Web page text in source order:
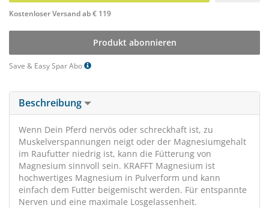
Kostenloser Versand ab € 119
Produkt abonnieren
Save & Easy Spar Abo
Beschreibung
Wenn Dein Pferd nervös oder schreckhaft ist, zu
Muskelverspannungen neigt oder der Magnesiumgehalt
im Raufutter niedrig ist, kann die Fütterung von
Magnesium sinnvoll sein. KRAFFT Magnesium ist
hochwertiges Magnesium in Pulverform und kann
einfach dem Futter beigemischt werden. Für entspannte
Nerven und eine maximale Losgelassenheit.